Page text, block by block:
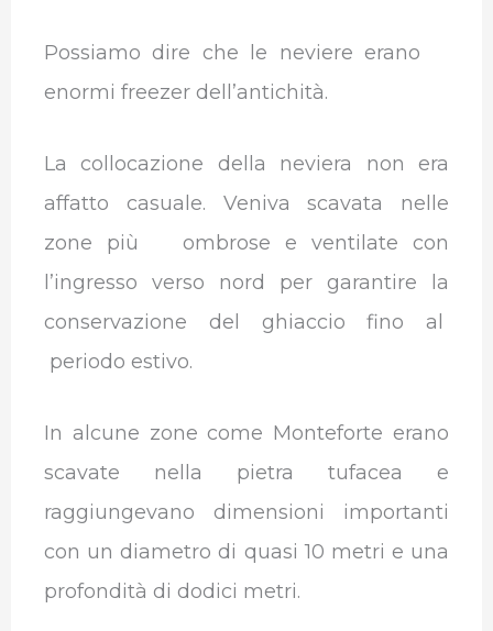
Possiamo dire che le neviere erano
enormi freezer dell’antichità.
La collocazione della neviera non era
affatto casuale. Veniva scavata nelle
zone più ombrose e ventilate con
l’ingresso verso nord per garantire la
conservazione del ghiaccio fino al
periodo estivo.
In alcune zone come Monteforte erano
scavate nella pietra tufacea e
raggiungevano dimensioni importanti
con un diametro di quasi 10 metri e una
profondità di dodici metri.